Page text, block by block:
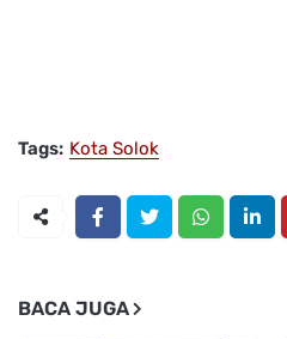
Tags: Kota Solok
BACA JUGA